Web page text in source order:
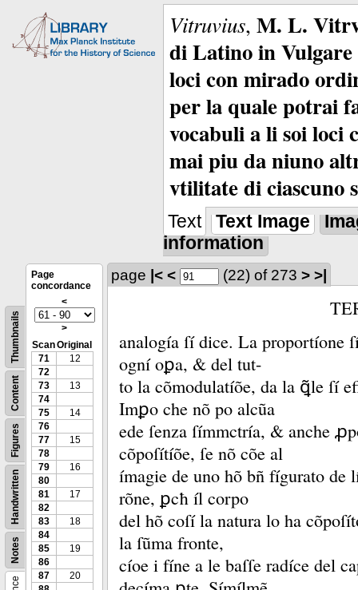
Vitruvius, M. L.
di Latino in Vulgare
loci con mirado
per la quale potrai
vocabuli a li soi loci
mai piu da niuno
vtilitate di ciascuno
Text Text Image
information
Notes
Handwritten
Figures
Content
Thumbnails
Page
concordance
<
>
ScanOriginal
71
12
72
73
13
74
75
14
76
77
15
78
79
16
80
81
17
82
83
18
84
85
19
86
87
20
page |< < (22) of 273 > >|
analogía ſí dice. La proportíone
ogní oꝑa, & del tut-
to la cõmodulatíõe, da la ꝗ̃le ſí
Imꝑo che nõ po alcũa
ede ſenza ſímmctría, & anche
cõpoſítíõe, ſe nõ cõe al
ímagie de uno hõ bñ fígurato de
rõne, ꝑcħ íl corpo
del hõ coſí la natura lo ha
la ſũma fronte,
cíoe i fíne a le baſſe radíce del